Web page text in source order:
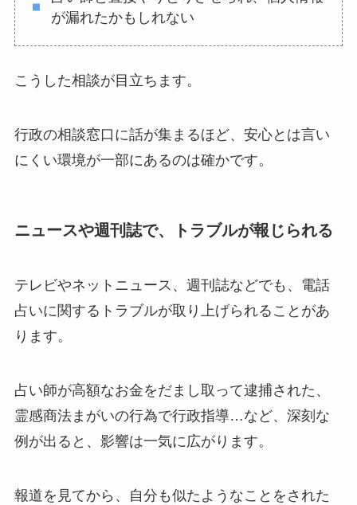
が漏れたかもしれない
こうした相談が目立ちます。
行政の相談窓口に話が集まるほど、安心とは言い
にくい環境が一部にあるのは確かです。
ニュースや週刊誌で、トラブルが報じられる
テレビやネットニュース、週刊誌などでも、電話
占いに関するトラブルが取り上げられることがあ
ります。
占い師が高額なお金をだまし取って逮捕された、
霊感商法まがいの行為で行政指導…など、深刻な
例が出ると、影響は一気に広がります。
報道を見てから、自分も似たようなことをされた